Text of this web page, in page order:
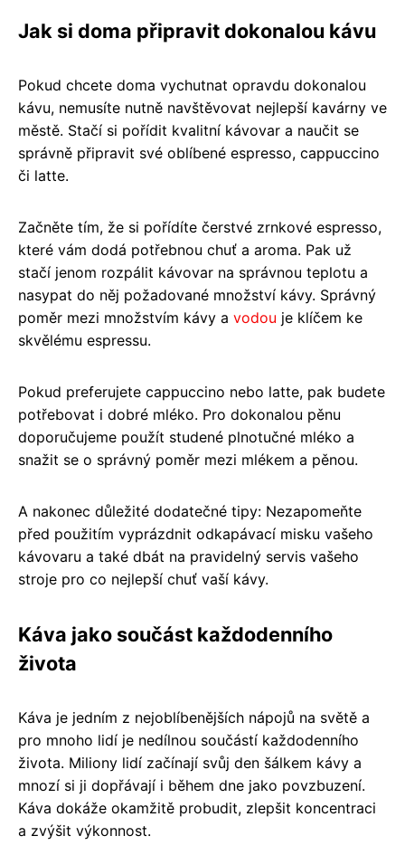
Jak si doma připravit dokonalou kávu
Pokud chcete doma vychutnat opravdu dokonalou
kávu, nemusíte nutně navštěvovat nejlepší kavárny ve
městě. Stačí si pořídit kvalitní kávovar a naučit se
správně připravit své oblíbené espresso, cappuccino
či latte.
Začněte tím, že si pořídíte čerstvé zrnkové espresso,
které vám dodá potřebnou chuť a aroma. Pak už
stačí jenom rozpálit kávovar na správnou teplotu a
nasypat do něj požadované množství kávy. Správný
poměr mezi množstvím kávy a vodou je klíčem ke
skvělému espressu.
Pokud preferujete cappuccino nebo latte, pak budete
potřebovat i dobré mléko. Pro dokonalou pěnu
doporučujeme použít studené plnotučné mléko a
snažit se o správný poměr mezi mlékem a pěnou.
A nakonec důležité dodatečné tipy: Nezapomeňte
před použitím vyprázdnit odkapávací misku vašeho
kávovaru a také dbát na pravidelný servis vašeho
stroje pro co nejlepší chuť vaší kávy.
Káva jako součást každodenního
života
Káva je jedním z nejoblíbenějších nápojů na světě a
pro mnoho lidí je nedílnou součástí každodenního
života. Miliony lidí začínají svůj den šálkem kávy a
mnozí si ji dopřávají i během dne jako povzbuzení.
Káva dokáže okamžitě probudit, zlepšit koncentraci
a zvýšit výkonnost.